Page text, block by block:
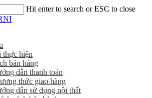
Hit enter to search or ESC to close
thực hiện
bán hàng
dẫn thanh toán
thức giao hàng
dẫn sử dụng nội thất